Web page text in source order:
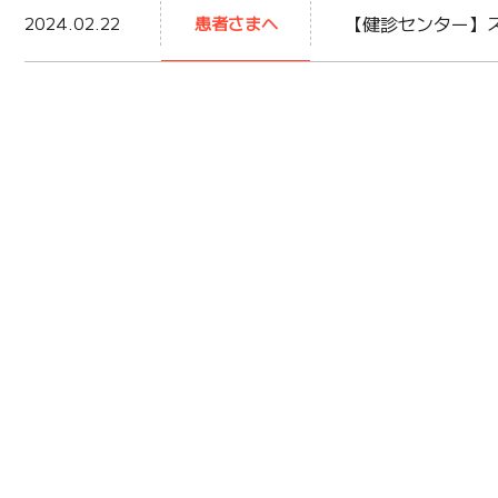
2024.02.22 患者さまへ 【健診センター